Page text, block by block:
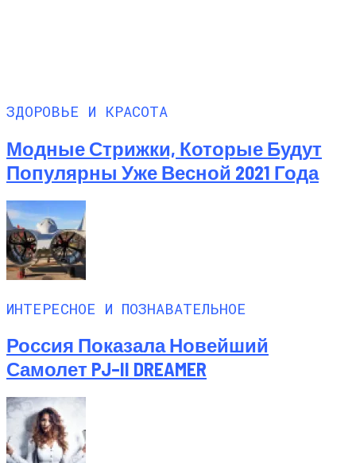
ЗДОРОВЬЕ И КРАСОТА
Модные Стрижки, Которые Будут
Популярны Уже Весной 2021 Года
ИНТЕРЕСНОЕ И ПОЗНАВАТЕЛЬНОЕ
Россия Показала Новейший
Самолет PJ–II DREAMER